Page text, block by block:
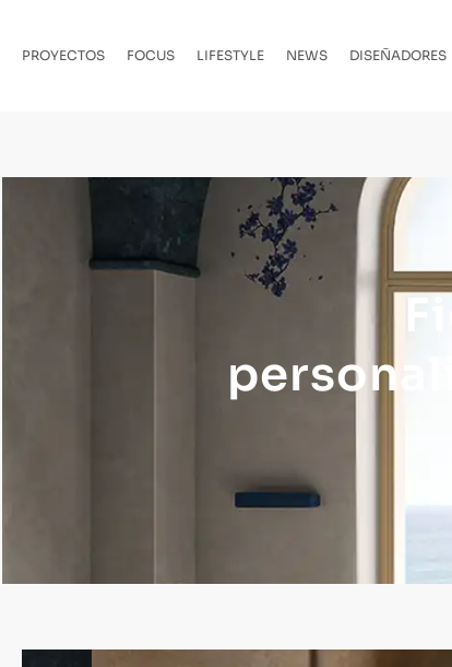
PROYECTOS FOCUS LIFESTYLE NEWS DISEÑADORES